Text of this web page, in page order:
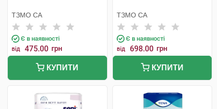
ТЗМО СА
Є в наявності
від 475.00 грн
КУПИТИ
ТЗМО СА
Є в наявності
від 698.00 грн
КУПИТИ